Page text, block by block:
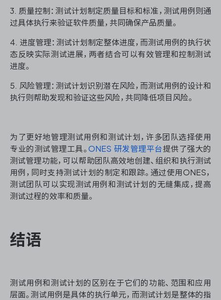
3. 质量控制：测试计划制定质量目标和标准，测试用例则通
过具体执行来验证软件质量，共同确保产品质量。
4. 进度管理：测试计划制定整体进度，而测试用例的执行状
态反映实际测试进展，两者结合可以有效管理和控制测试
进度。
5. 风险管理：测试计划识别潜在风险，而测试用例的设计和
执行则帮助发现和验证这些风险，共同降低项目风险。
为了更好地管理测试用例和测试计划，许多团队选择使用
专业的测试管理工具。 ONES 研发管理平台提供了强大的
测试管理功能，可以帮助团队高效地创建、组织和执行测试
用例，同时支持测试计划的制定和跟踪。通过使用ONES，
测试团队可以实现测试用例和测试计划的无缝集成，提高
测试过程的效率和质量。
结语
测试用例和测试计划的区别在于它们的功能、范围和应用
层面。测试用例是具体的执行单元，而测试计划是整体的指